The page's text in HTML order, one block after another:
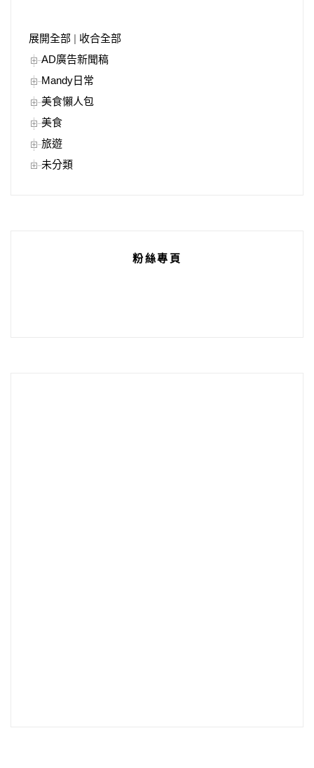
展開全部
收合全部
AD廣告新聞稿
Mandy日常
美食懶人包
美食
旅遊
未分類
粉絲專頁